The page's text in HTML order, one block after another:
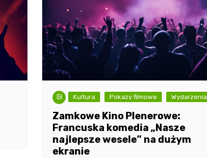
Kultura Pokazy filmowe Wydarzenia
Zamkowe Kino Plenerowe:
Francuska komedia „Nasze
najlepsze wesele” na dużym
ekranie